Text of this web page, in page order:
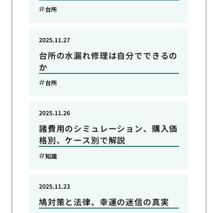
台所
台所の水漏れ修理は自分でできるの
か
2025.11.27
台所
諸費用のシミュレーション、購入価
格別、ケース別で解説
2025.11.26
知識
鳩対策と法律、幸運の迷信の真実
2025.11.23